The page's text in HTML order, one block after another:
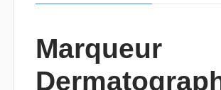
Marqueur